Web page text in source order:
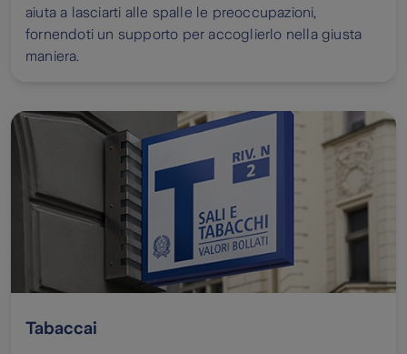
aiuta a lasciarti alle spalle le preoccupazioni,
fornendoti un supporto per accoglierlo nella giusta
maniera.
Tabaccai